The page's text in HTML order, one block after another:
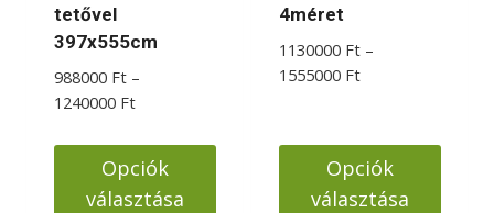
tetővel
397x555cm
988000 Ft –
1240000 FtÁrtartomány:
-
1240000 Ft
Opciók
választása
4méret
1130000 Ft –
1555000 FtÁrtartomány:
1555000 Ft
Opciók
választása